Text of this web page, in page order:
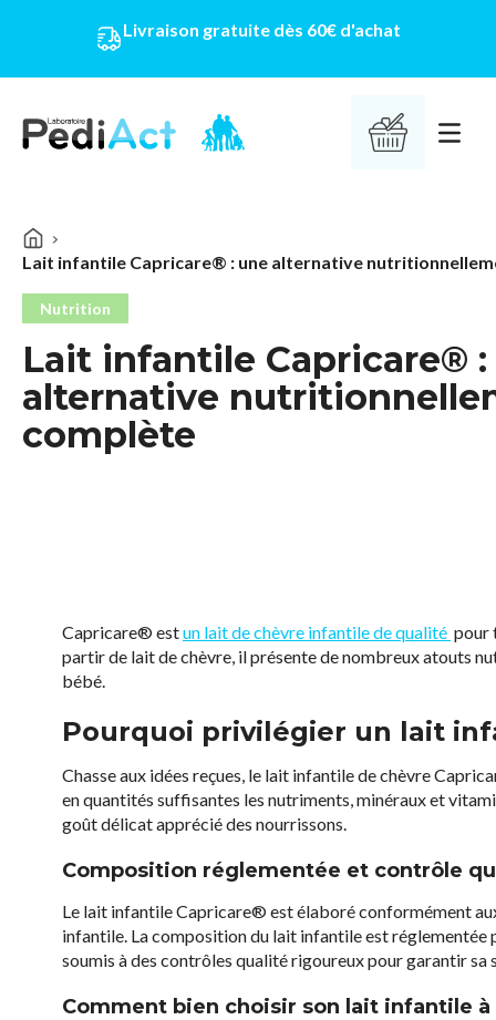
Livraison gratuite dès 60€ d'achat
Lait infantile Capricare® : une alternative
Nutrition
Lait infantile Capricare® :
alternative
complète
Capricare® estun lait de chèvre infantile de qualité pour
partir de lait de chèvre, il présente de nombreux atouts
bébé.
Pourquoi privilégier un lait
Chasse aux idées reçues, le lait infantile de chèvre
en quantités suffisantes les nutriments, minéraux et
goût délicat apprécié des nourrissons.
Composition réglementée et contrôle
Le lait infantile Capricare® est élaboré conformément
infantile. La composition du lait infantile est réglementée
soumis à des contrôles qualité rigoureux pour garantir sa
Comment bien choisir son lait infantile